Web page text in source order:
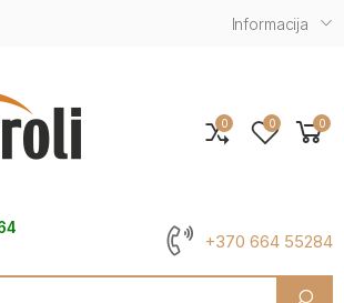
Informacija
menu
+370 664 55284
0 0 0